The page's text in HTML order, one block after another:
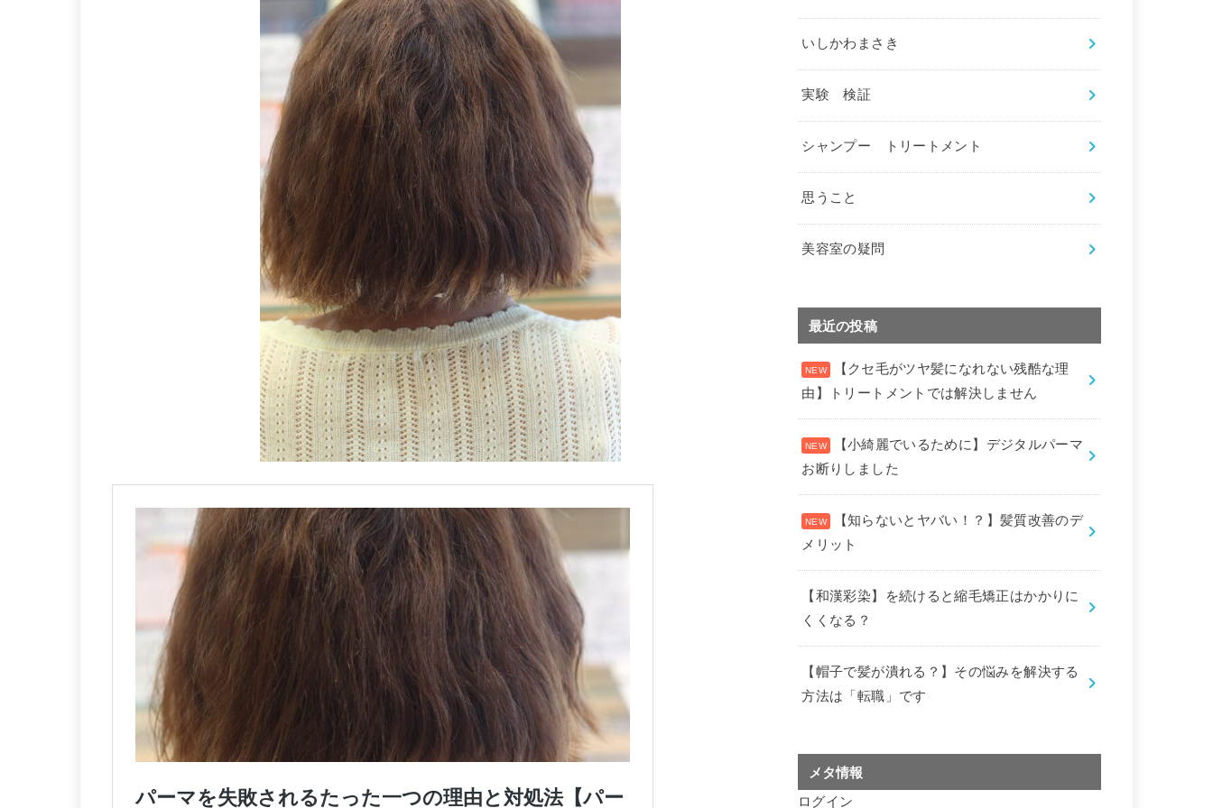
いしかわまさき
実験 検証
シャンプー トリートメント
思うこと
美容室の疑問
最近の投稿
【クセ毛がツヤ髪になれない残酷な理
由】トリートメントでは解決しません
【小綺麗でいるために】デジタルパーマ
お断りしました
【知らないとヤバい！？】髪質改善のデ
メリット
【和漢彩染】を続けると縮毛矯正はかかりに
くくなる？
【帽子で髪が潰れる？】その悩みを解決する
方法は「転職」です
メタ情報
ログイン